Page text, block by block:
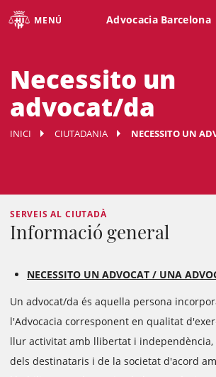
MENÚ Advocacia Barcelona
Necessito un
advocat/da
INICI CIUTADANIA NECESSITO UN
SERVEIS AL CIUTADÀ
Informació general
NECESSITO UN ADVOCAT / UNA
Un advocat/da és aquella persona
l'Advocacia corresponent en qualitat
llur activitat amb llibertat i
dels destinataris i de la societat d'acord